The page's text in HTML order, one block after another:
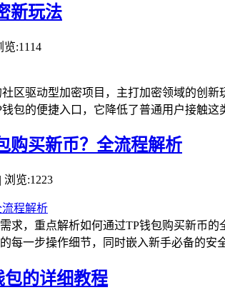
新玩法
览:1114
区驱动型加密项目，主打加密领域的创
包的便捷入口，它降低了普通用户接触这
购买新币？全流程解析
| 浏览:1223
求，重点解析如何通过TP钱包购买新币
每一步操作细节，同时嵌入新手必备的安
包的详细教程